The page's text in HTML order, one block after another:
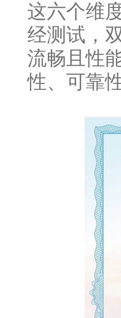
这六个维
经测试，
流畅且性
性、可靠